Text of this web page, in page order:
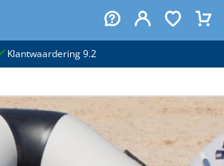
Klantwaardering 9.2